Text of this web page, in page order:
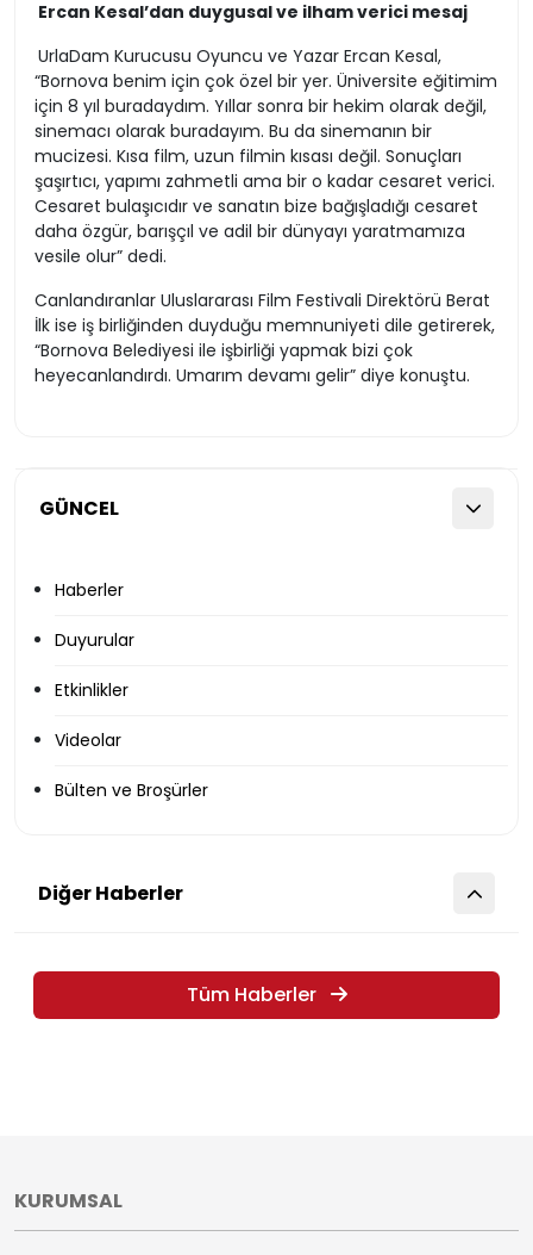
GÜNCEL
Haberler
Duyurular
Etkinlikler
Videolar
Bülten ve Broşürler
Ercan Kesal’dan duygusal ve ilham verici mesaj
UrlaDam Kurucusu Oyuncu ve Yazar Ercan Kesal,
“Bornova benim için çok özel bir yer. Üniversite eğitimim
için 8 yıl buradaydım. Yıllar sonra bir hekim olarak değil,
sinemacı olarak buradayım. Bu da sinemanın bir
mucizesi. Kısa film, uzun filmin kısası değil. Sonuçları
şaşırtıcı, yapımı zahmetli ama bir o kadar cesaret verici.
Cesaret bulaşıcıdır ve sanatın bize bağışladığı cesaret
daha özgür, barışçıl ve adil bir dünyayı yaratmamıza
vesile olur” dedi.
Canlandıranlar Uluslararası Film Festivali Direktörü Berat
İlk ise iş birliğinden duyduğu memnuniyeti dile getirerek,
“Bornova Belediyesi ile işbirliği yapmak bizi çok
heyecanlandırdı. Umarım devamı gelir” diye konuştu.
Diğer Haberler
Tüm Haberler
KURUMSAL